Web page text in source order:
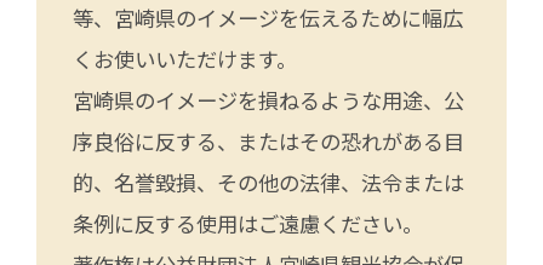
等、宮崎県のイメージを伝えるために幅広
くお使いいただけます。
宮崎県のイメージを損ねるような用途、公
序良俗に反する、またはその恐れがある目
的、名誉毀損、その他の法律、法令または
条例に反する使用はご遠慮ください。